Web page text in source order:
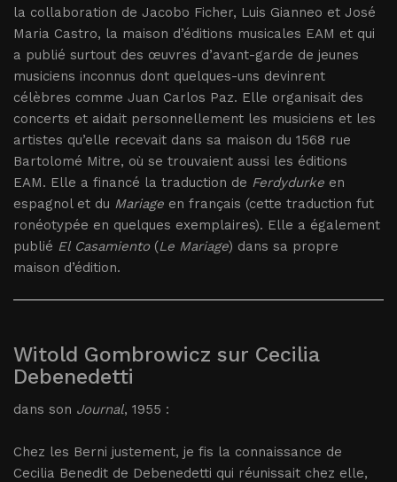
la collaboration de Jacobo Ficher, Luis Gianneo et José
Maria Castro, la maison d’éditions musicales EAM et qui
a publié surtout des œuvres d’avant-garde de jeunes
musiciens inconnus dont quelques-uns devinrent
célèbres comme Juan Carlos Paz. Elle organisait des
concerts et aidait personnellement les musiciens et les
artistes qu’elle recevait dans sa maison du 1568 rue
Bartolomé Mitre, où se trouvaient aussi les éditions
EAM. Elle a financé la traduction de Ferdydurke en
espagnol et du Mariage en français (cette traduction fut
ronéotypée en quelques exemplaires). Elle a également
publié El Casamiento (Le Mariage) dans sa propre
maison d’édition.
Witold Gombrowicz sur Cecilia
Debenedetti
dans son Journal, 1955 :
Chez les Berni justement, je fis la connaissance de
Cecilia Benedit de Debenedetti qui réunissait chez elle,